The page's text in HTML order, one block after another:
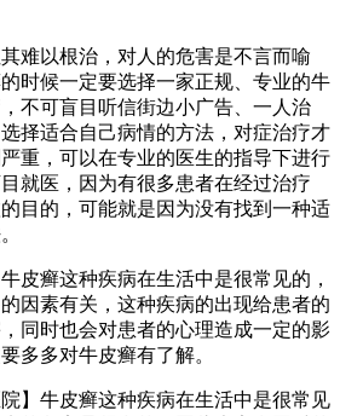
难以根治，对人的危害是不言而喻
时候一定要选择一家正规、专业的牛
不可盲目听信街边小广告、一人治
择适合自己病情的方法，对症治疗才
重，可以在专业的医生的指导下进行
就医，因为有很多患者在经过治疗
目的，可能就是因为没有找到一种适
皮癣这种疾病在生活中是很常见的，
因素有关，这种疾病的出现给患者的
同时也会对患者的心理造成一定的影
多多对牛皮癣有了解。
院】牛皮癣这种疾病在生活中是很常见